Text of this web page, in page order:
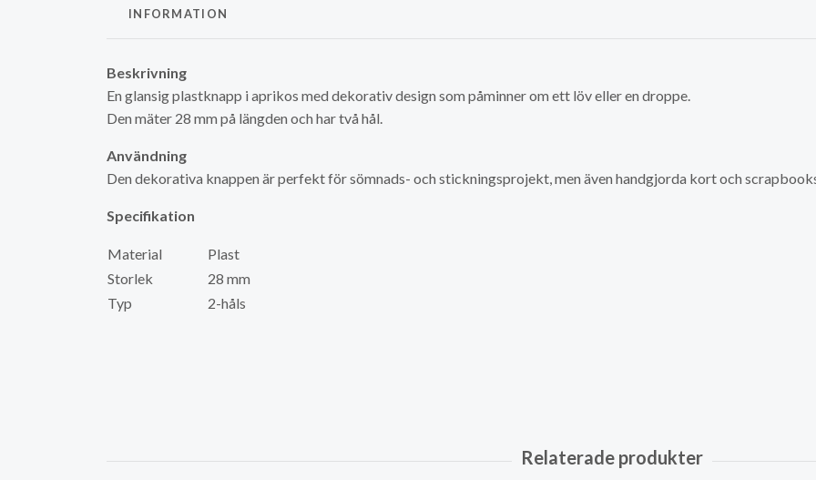
INFORMATION
Beskrivning
En glansig plastknapp i aprikos med dekorativ design som påminner om ett löv eller en droppe.
Den mäter 28 mm på längden och har två hål.
Användning
Den dekorativa knappen är perfekt för sömnads- och stickningsprojekt, men även handgjorda kort och
Specifikation
Material
Plast
Storlek
28 mm
Typ
2-håls